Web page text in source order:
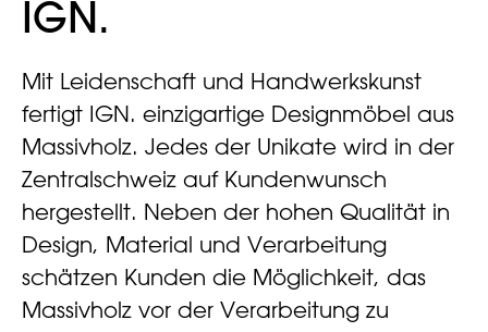
IGN.
Mit Leidenschaft und Handwerkskunst
fertigt IGN. einzigartige Designmöbel aus
Massivholz. Jedes der Unikate wird in der
Zentralschweiz auf Kundenwunsch
hergestellt. Neben der hohen Qualität in
Design, Material und Verarbeitung
schätzen Kunden die Möglichkeit, das
Massivholz vor der Verarbeitung zu